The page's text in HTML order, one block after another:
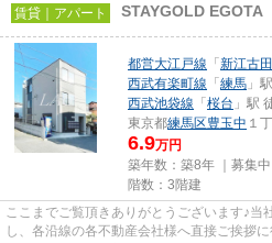
賃貸｜アパート STAYGOLD EGOTA
都営大江戸線 「 新江古田
西武有楽町線 「 練馬 」
西武池袋線 「 桜台 」駅
東京都練馬区豊玉中 １
6.9万円
築年数：築8年 ｜募集中
階数：3階建
ここまでご覧頂きありがとうございます♪当
し、各沿線の各不動産会社様へ直接ご挨拶